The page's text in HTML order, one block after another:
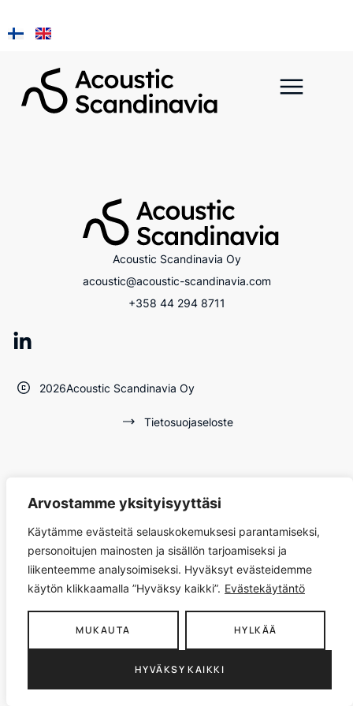
Arvostamme yksityisyyttäsi
Käytämme evästeitä selauskokemuksesi parantamiseksi,
personoitujen mainosten ja sisällön tarjoamiseksi ja
liikenteemme analysoimiseksi. Hyväksyt evästeidemme
käytön klikkaamalla ”Hyväksy kaikki”. Evästekäytäntö
MUKAUTA HYLKÄÄ
HYVÄKSY KAIKKI
Acoustic Scandinavia Oy
acoustic@acoustic-scandinavia.com
+358 44 294 8711
2026Acoustic Scandinavia Oy
Tietosuojaseloste